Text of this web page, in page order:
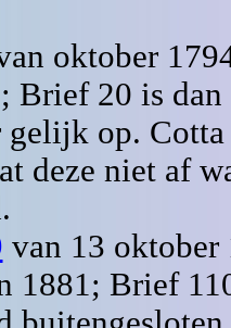
oktober
Brief 20 is
gelijk op.
deze niet af
van 13 oktober
1881; Brief